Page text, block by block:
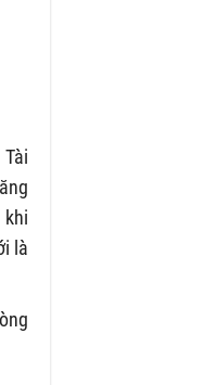
khi
là